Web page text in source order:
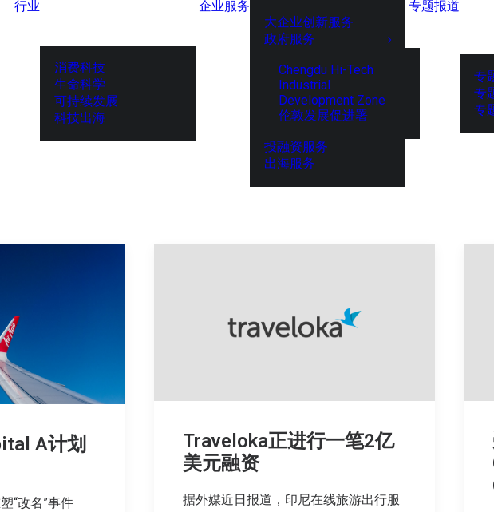
行业
消费科技
生命科学
可持续发展
科技出海
企业服务
大企业创新服务
政府服务
Chengdu Hi-Tech
Industrial
Development Zone
伦敦发展促进署
投融资服务
出海服务
专题报道
专
专
专
A计划
“改名”事件
Traveloka正进行一笔2亿
美元融资
据外媒近日报道，印尼在线旅游出行服